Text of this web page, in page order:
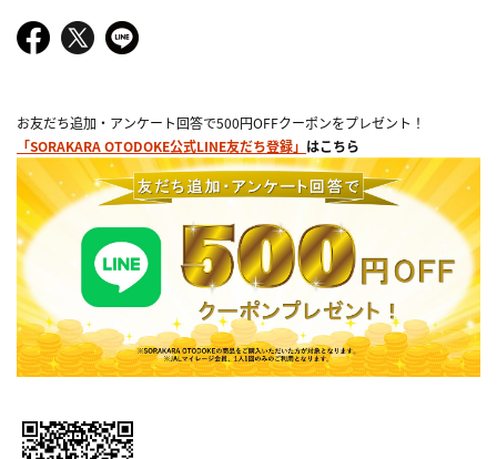
お友だち追加・アンケート回答で500円OFFクーポンをプレゼント！
「SORAKARA OTODOKE公式LINE友だち登録」 はこちら